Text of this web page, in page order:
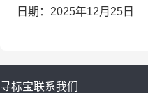
日期： 2025年12月25日
寻标宝联系我们